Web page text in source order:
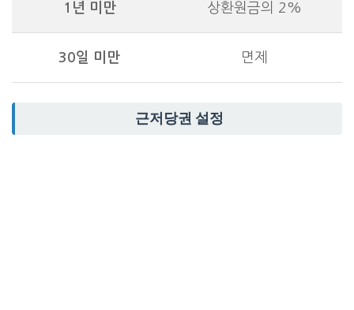
1년 미만 상환원금의 2%
30일 미만 면제
근저당권 설정